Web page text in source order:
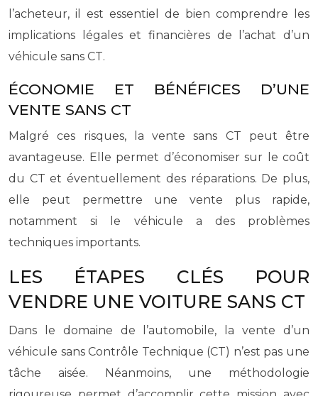
l’acheteur, il est essentiel de bien comprendre les
implications légales et financières de l’achat d’un
véhicule sans CT.
ÉCONOMIE ET BÉNÉFICES D’UNE
VENTE SANS CT
Malgré ces risques, la vente sans CT peut être
avantageuse. Elle permet d’économiser sur le coût
du CT et éventuellement des réparations. De plus,
elle peut permettre une vente plus rapide,
notamment si le véhicule a des problèmes
techniques importants.
LES ÉTAPES CLÉS POUR
VENDRE UNE VOITURE SANS CT
Dans le domaine de l’automobile, la vente d’un
véhicule sans Contrôle Technique (CT) n’est pas une
tâche aisée. Néanmoins, une méthodologie